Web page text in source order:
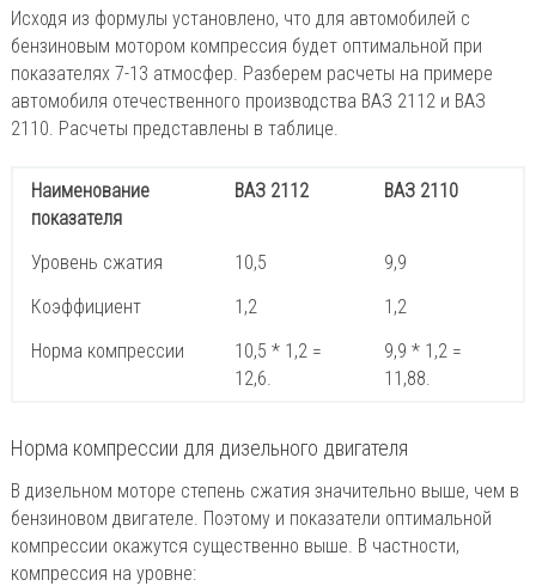
Исходя из формулы установлено, что для автомобилей с
бензиновым мотором компрессия будет оптимальной при
показателях 7-13 атмосфер. Разберем расчеты на примере
автомобиля отечественного производства ВАЗ 2112 и ВАЗ
2110. Расчеты представлены в таблице.
Наименование
показателя
ВАЗ 2112 ВАЗ 2110
Уровень сжатия 10,5
9,9
Коэффициент
1,2
1,2
Норма компрессии
10,5 * 1,2 =
12,6.
9,9 * 1,2 =
11,88.
Норма компрессии для дизельного двигателя
В дизельном моторе степень сжатия значительно выше, чем в
бензиновом двигателе. Поэтому и показатели оптимальной
компрессии окажутся существенно выше. В частности,
компрессия на уровне: